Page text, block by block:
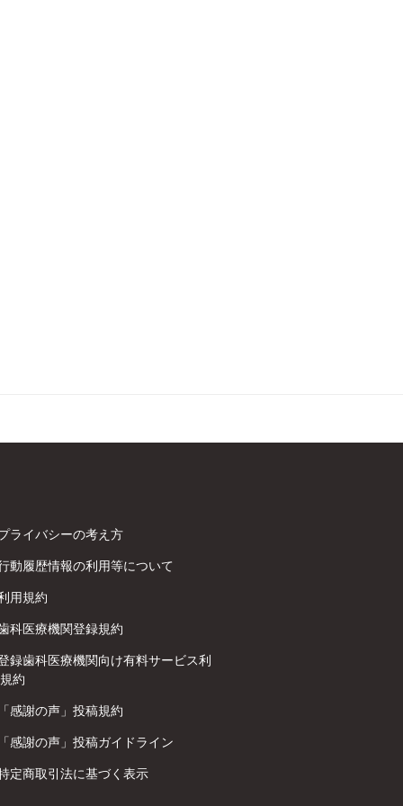
ライバシーの考え方
動履歴情報の利用等について
用規約
科医療機関登録規約
録歯科医療機関向け有料サービス利
約
「感謝の声」投稿規約
「感謝の声」投稿ガイドライン
定商取引法に基づく表示